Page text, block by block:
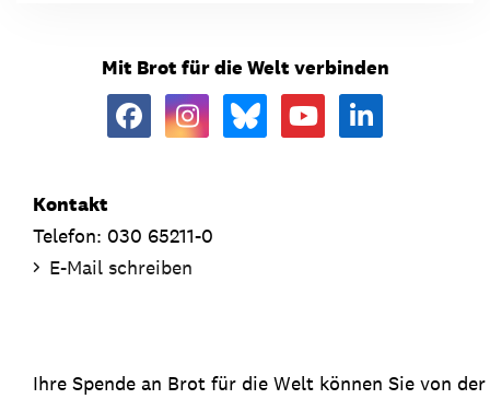
Mit Brot für die Welt verbinden
Kontakt
Telefon: 030 65211-0
E-Mail schreiben
Ihre Spende an Brot für die Welt können Sie von